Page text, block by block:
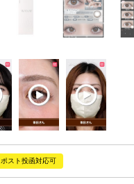
ポスト投函対応可